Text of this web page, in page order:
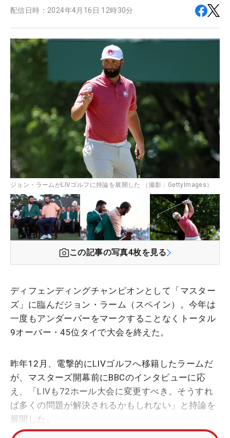
配信日時： 2024年4月16日 12時30分
ジョン・ラームがLIVゴルフに持論を展開した （撮影：GettyImages）
この記事の写真4枚を見る
ディフェンディングチャンピオンとして「マスター
ズ」に臨んだジョン・ラーム（スペイン）。今年は
一度もアンダーパーをマークすることなくトータル
9オーバー・45位タイで大会を終えた。
昨年12月、電撃的にLIVゴルフへ移籍したラームだ
が、マスターズ開幕前にBBCのインタビューに応
え、「LIVも72ホール大会に変更すべき。そうすれ
ば多くの問題が解決されるかもしれない」と持論を
展開した。